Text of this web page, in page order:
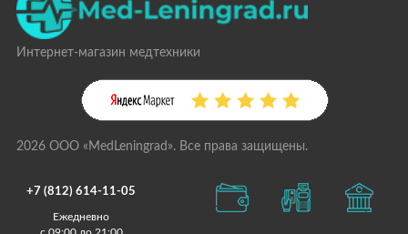
Интернет-магазин медтехники
2026 ООО «MedLeningrad». Все права защищены.
+7 (812) 614-11-05
Ежедневно